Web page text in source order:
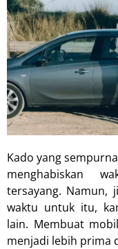
Kado yang
menghabiskan
tersayang. Namun,
waktu untuk itu,
lain. Membuat
menjadi lebih prima